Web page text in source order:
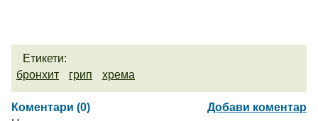
Етикети:
бронхит
грип хрема
Коментари (0)
Добави коментар